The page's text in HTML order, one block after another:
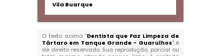
Vila Buarque
O texto acima "Dentista que Faz Limpeza de
Tártaro em Tanque Grande - Guarulhos" é
de direito reservado. Sua reprodução, parcial ou